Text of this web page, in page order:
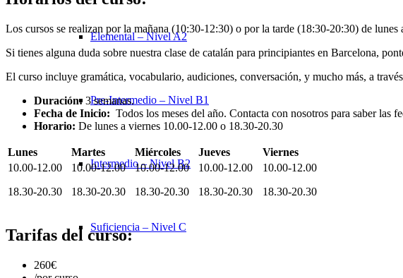
Elemental – Nivel A2
Pre-Intermedio – Nivel B1
Intermedio – Nivel B2
Suficiencia – Nivel C
Los cursos se realizan por la mañana (10:30-12:30) o por la tarde (18:30-20:30) de lunes
Si tienes alguna duda sobre nuestra clase de catalán para principiantes en Barcelona,
El curso incluye gramática, vocabulario, audiciones, conversación, y mucho más, a
Duración: 3 semanas.
Fecha de Inicio: Todos los meses del año. Contacta con nosotros para saber las
Horario: De lunes a viernes 10.00-12.00 o 18.30-20.30
Lunes Martes Miércoles Jueves
Viernes
10.00-12.00
18.30-20.30
10.00-12.00
18.30-20.30
10.00-12.00
18.30-20.30
10.00-12.00
18.30-20.30
10.00-12.00
18.30-20.30
Tarifas del curso:
260€